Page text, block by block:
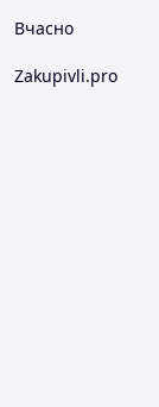
Вчасно
Zakupivli.pro